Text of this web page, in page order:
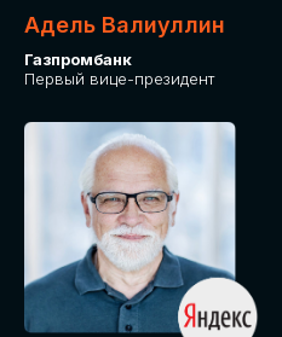
Адель Валиуллин
Газпромбанк
Первый вице-президент